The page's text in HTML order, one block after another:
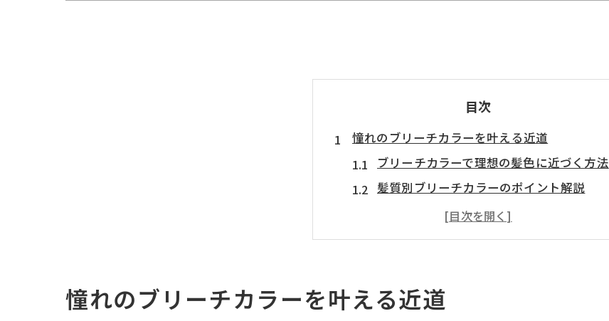
目次
憧れのブリーチカラーを叶える近道
ブリーチカラーで理想の髪色に近づく方法
髪質別ブリーチカラーのポイント解説
サロン選びで差が出るブリーチカラー体験
失敗しないブリーチカラー施術の流れ
透明感が際立つブリーチカラーの秘訣
透明感のあるブリーチカラーを叶える技術
憧れのブリーチカラーを叶える近道